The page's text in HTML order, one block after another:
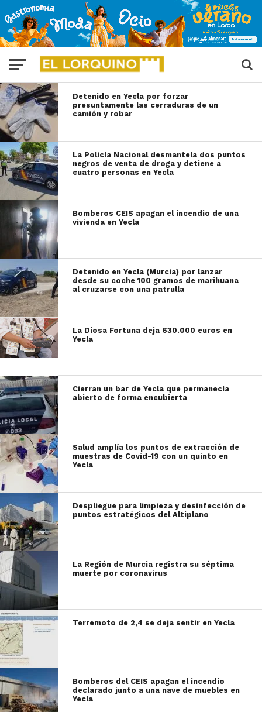
Detenido en Yecla por forzar
presuntamente las cerraduras de un
camión y robar
La Policía Nacional desmantela dos puntos
negros de venta de droga y detiene a
cuatro personas en Yecla
Bomberos CEIS apagan el incendio de una
vivienda en Yecla
Detenido en Yecla (Murcia) por lanzar
desde su coche 100 gramos de marihuana
al cruzarse con una patrulla
La Diosa Fortuna deja 630.000 euros en
Yecla
Cierran un bar de Yecla que permanecía
abierto de forma encubierta
Salud amplía los puntos de extracción de
muestras de Covid-19 con un quinto en
Yecla
Despliegue para limpieza y desinfección de
puntos estratégicos del Altiplano
La Región de Murcia registra su séptima
muerte por coronavirus
Terremoto de 2,4 se deja sentir en Yecla
Bomberos del CEIS apagan el incendio
declarado junto a una nave de muebles en
Yecla